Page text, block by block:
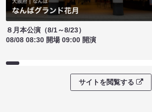
８月本公演（8/1～8/23）
08/08 08:30 開場 09:00 開演
サイトを閲覧する